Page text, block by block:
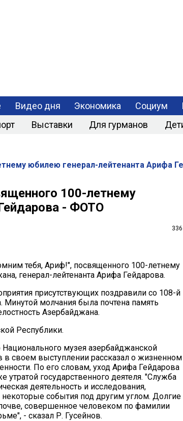
Видео дня Экономика Социум
Выставки Для гурманов
юбилею генерал-лейтенанта Арифа
100-летнему
- ФОТО
336
тебя, Ариф!", посвященного 100-летнему
генерал-лейтенанта Арифа Гейдарова.
присутствующих поздравили со 108-й
молчания была почтена память
Азербайджана.
Республики.
музея азербайджанской
своем выступлении рассказал о жизненном
По его словам, уход Арифа Гейдарова
утратой государственного деятеля. "Служба
деятельность и исследования,
события под другим углом. Долгие
совершенное человеком по фамилии
- сказал Р. Гусейнов.